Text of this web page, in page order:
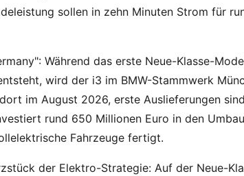
sollen in zehn Minuten Strom für
Während das erste Neue-Klasse-
wird der i3 im BMW-Stammwerk
im August 2026, erste Auslieferungen
rund 650 Millionen Euro in den
Fahrzeuge fertigt.
der Elektro-Strategie: Auf der Neue-